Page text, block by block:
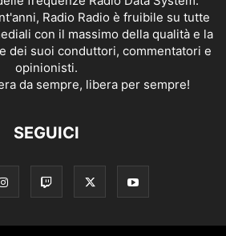
Radio Radio è fruibile su tutte
con il massimo della qualità e la
dei suoi conduttori, commentatori e
opinionisti.
da sempre, libera per sempre!
SEGUICI